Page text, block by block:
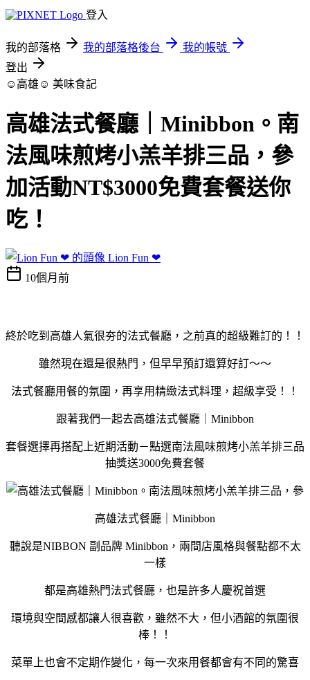
登入
我的部落格 我的部落格後台
我的帳號
登出
☺高雄☺ 美味食記
高雄法式餐廳｜Minibbon。南
法風味煎烤小羔羊排三品，參
加活動NT$3000免費套餐送你
吃！
Lion Fun ❤
10個月前
終於吃到高雄人氣很夯的法式餐廳，之前真的超級難訂的！！
雖然現在還是很熱門，但早早預訂還算好訂～～
法式餐廳用餐的氛圍，再享用精緻法式料理，超級享受！！
跟著我們一起去高雄法式餐廳｜Minibbon
套餐選擇再搭配上近期活動－點選南法風味煎烤小羔羊排三品
抽獎送3000免費套餐
高雄法式餐廳｜Minibbon
聽說是NIBBON 副品牌 Minibbon，兩間店風格與餐點都不太
一樣
都是高雄熱門法式餐廳，也是許多人慶祝首選
環境與空間感都讓人很喜歡，雖然不大，但小酒館的氛圍很
棒！！
菜單上也會不定期作變化，每一次來用餐都會有不同的驚喜